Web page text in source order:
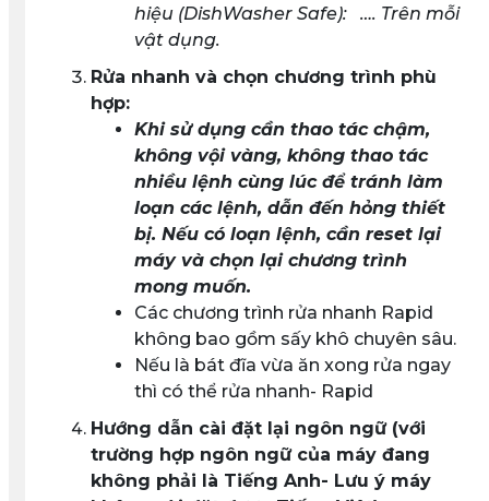
hiệu (DishWasher Safe):
…. Trên mỗi
vật dụng.
Rửa nhanh và chọn chương trình phù
hợp:
Khi sử dụng cần thao tác chậm,
không vội vàng, không thao tác
nhiều lệnh cùng lúc để tránh làm
loạn các lệnh, dẫn đến hỏng thiết
bị. Nếu có loạn lệnh, cần reset lại
máy và chọn lại chương trình
mong muốn.
Các chương trình rửa nhanh Rapid
không bao gồm sấy khô chuyên sâu.
Nếu là bát đĩa vừa ăn xong rửa ngay
thì có thể rửa nhanh- Rapid
Hướng dẫn cài đặt lại ngôn ngữ(với
trường hợp ngôn ngữ của máy đang
không phải là Tiếng Anh- Lưu ý máy